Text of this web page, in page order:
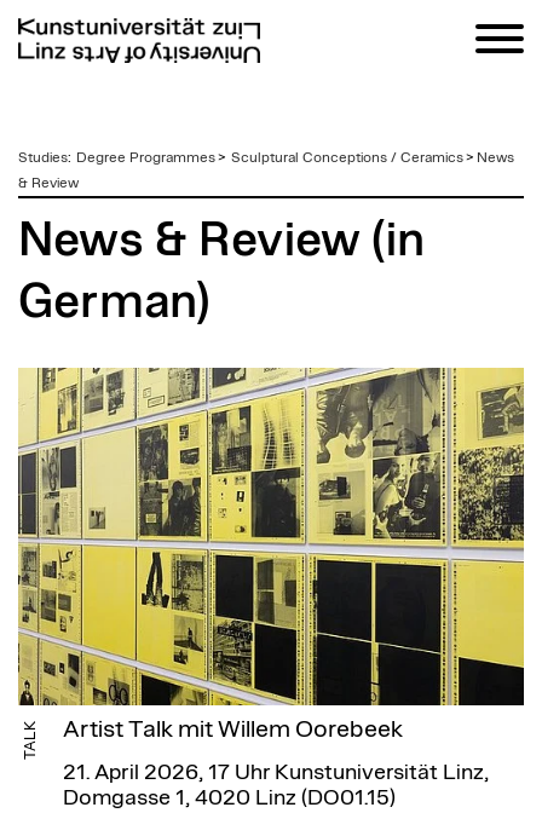
zum
Inhalt
Studies: Degree Programmes> Sculptural Conceptions / Ceramics> News
& Review
News & Review (in
German)
TALK Artist Talk mit Willem Oorebeek
21. April 2026, 17 Uhr Kunstuniversität Linz,
Domgasse 1, 4020 Linz (DO01.15)